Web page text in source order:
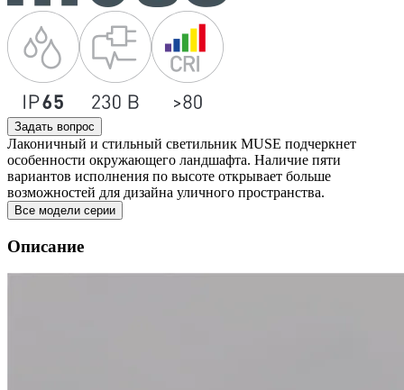
Задать вопрос
Лаконичный и стильный светильник MUSE подчеркнет
особенности окружающего ландшафта. Наличие пяти
вариантов исполнения по высоте открывает больше
возможностей для дизайна уличного пространства.
Все модели серии
Описание